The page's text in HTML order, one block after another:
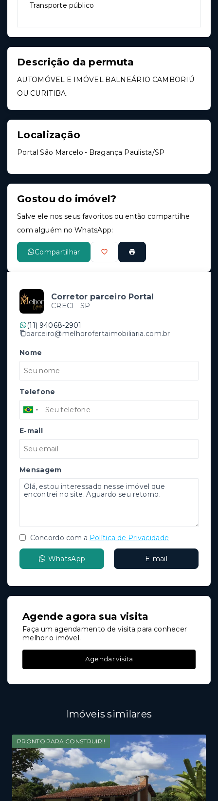
Transporte público
Descrição da permuta
AUTOMÓVEL E IMÓVEL BALNEÁRIO CAMBORIÚ
OU CURITIBA.
Localização
Portal São Marcelo - Bragança Paulista/SP
Gostou do imóvel?
Salve ele nos seus favoritos ou então compartilhe
com alguém no WhatsApp:
Compartilhar
Corretor parceiro Portal
CRECI - SP
(11) 94068-2901
parceiro@melhorofertaimobiliaria.com.br
Nome
Telefone
E-mail
Mensagem
Concordo com a Política de Privacidade
WhatsApp E-mail
Agende agora sua visita
Faça um agendamento de visita para conhecer
melhor o imóvel.
Agendar visita
Imóveis similares
PRONTO PARA CONSTRUIR!!